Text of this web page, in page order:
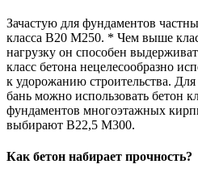
Зачастую для фундаментов
класса В20 М250. * Чем выше
нагрузку он способен
класс бетона нецелесообразно
к удорожанию строительства.
бань можно использовать бетон
фундаментов многоэтажных
выбирают В22,5 М300.
Как бетон набирает прочность?